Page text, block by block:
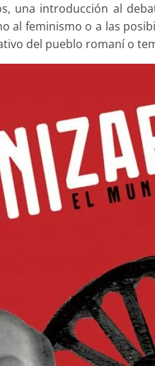
una introducción al
al feminismo o a las
del pueblo romaní o